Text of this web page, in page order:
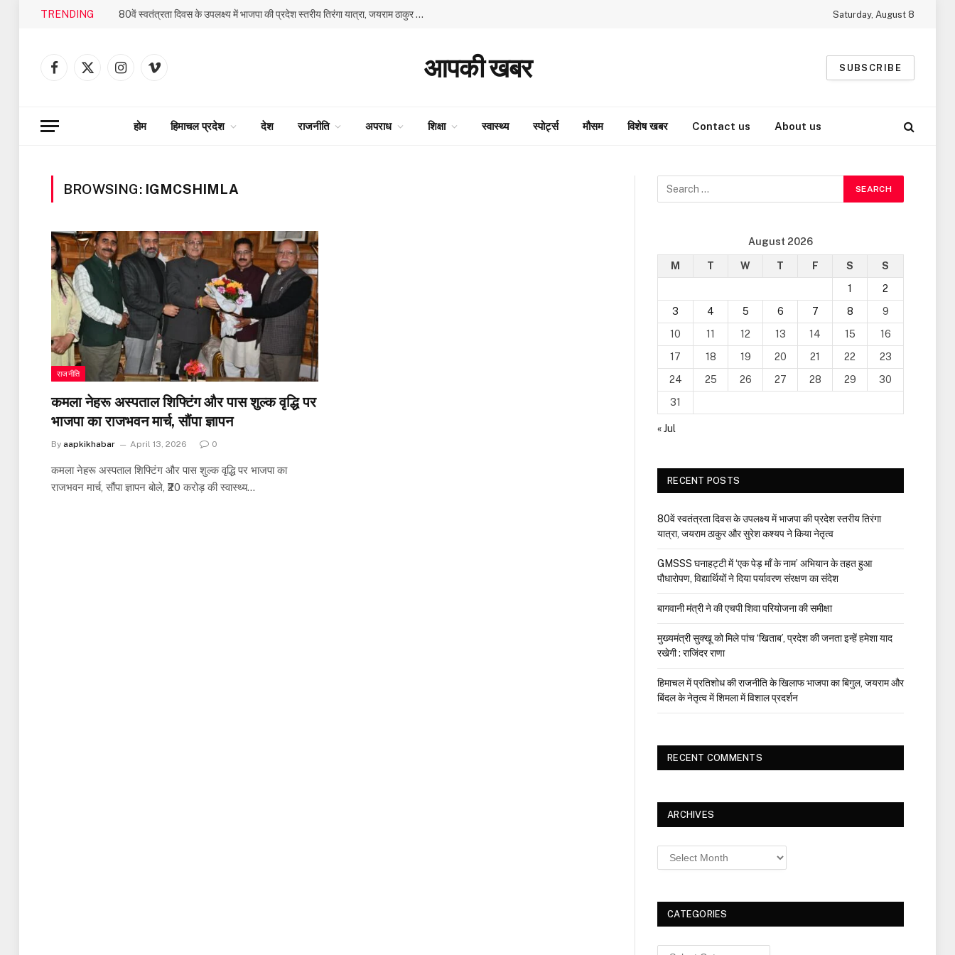
TRENDING 80वें स्वतंत्रता दिवस के उपलक्ष्य में भाजपा की प्रदेश स्तरीय तिरंगा यात्रा, जयराम ठाकुर और सुरेश कश्यप ने किया नेतृत्व Saturday, August 8
Facebook
X
InstagramVimeo आपकी खबर SUBSCRIBE
होम हिमाचल प्रदेश देश राजनीति अपराध शिक्षा स्वास्थ्य स्पोर्ट्स मौसम विशेष खबर Contact us About us
BROWSING: IGMCSHIMLA
राजनीति
कमला नेहरू अस्पताल शिफ्टिंग और पास शुल्क वृद्धि पर
भाजपा का राजभवन मार्च, सौंपा ज्ञापन
By aapkikhabar April 13, 2026 0
कमला नेहरू अस्पताल शिफ्टिंग और पास शुल्क वृद्धि पर भाजपा का
राजभवन मार्च, सौंपा ज्ञापन बोले, ₹20 करोड़ की स्वास्थ्य…
August 2026
M T W T F S
S
1
2
3
4 5 6 7 8
9
10
11 12 13 14 15
16
17
18 19 20 21 22
23
24
25 26 27 28 29
30
31
« Jul
RECENT POSTS
80वें स्वतंत्रता दिवस के उपलक्ष्य में भाजपा की प्रदेश स्तरीय तिरंगा
यात्रा, जयराम ठाकुर और सुरेश कश्यप ने किया नेतृत्व
GMSSS घनाहट्टी में ‘एक पेड़ माँ के नाम’ अभियान के तहत हुआ
पौधारोपण, विद्यार्थियों ने दिया पर्यावरण संरक्षण का संदेश
बागवानी मंत्री ने की एचपी शिवा परियोजना की समीक्षा
मुख्यमंत्री सुक्खू को मिले पांच ‘खिताब’, प्रदेश की जनता इन्हें हमेशा याद
रखेगी : राजिंदर राणा
हिमाचल में प्रतिशोध की राजनीति के खिलाफ भाजपा का बिगुल, जयराम और
बिंदल के नेतृत्व में शिमला में विशाल प्रदर्शन
RECENT COMMENTS
ARCHIVES
Archives
CATEGORIES
Categories